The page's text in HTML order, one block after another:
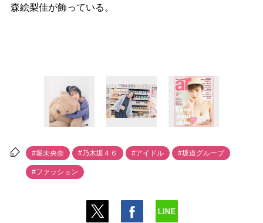
森絵梨佳が飾っている。
#堀未央奈 #乃木坂４６ #アイドル #坂道グループ
#ファッション